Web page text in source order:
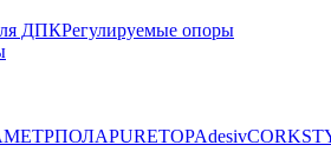
ДПКРегулируемые опоры
МЕТРПОЛАPURETOPAdesiv